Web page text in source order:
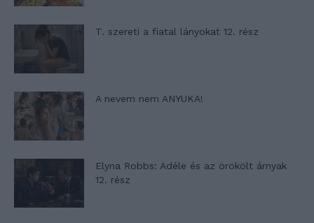
T. szereti a fiatal lányokat 12. rész
A nevem nem ANYUKA!
Elyna Robbs: Adéle és az örökölt árnyak
12. rész